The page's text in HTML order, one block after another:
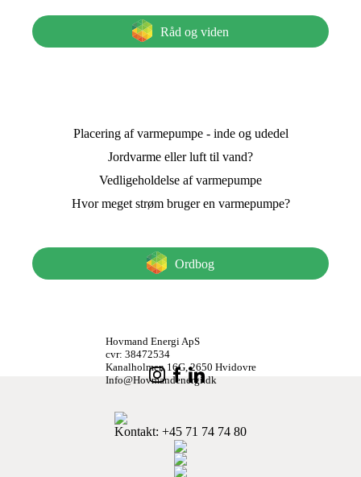
Råd og viden
Placering af varmepumpe - inde og udedel
Jordvarme eller luft til vand?
Vedligeholdelse af varmepumpe
Hvor meget strøm bruger en varmepumpe?
Ordbog
Hovmand Energi ApS
cvr: 38472534
Kanalholmen 16G, 2650 Hvidovre
Info@Hovmandenergi.dk
Kontakt: +45 71 74 74 80